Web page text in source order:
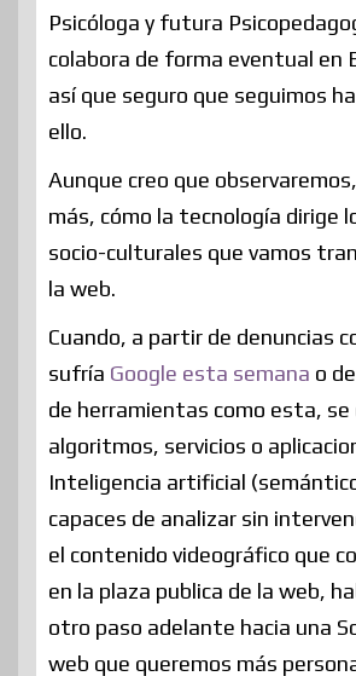
Psicóloga y futura
colabora de forma eventual en
así que seguro que seguimos
ello.
Aunque creo que
más, cómo la tecnología dirige
socio-culturales que vamos
la web.
Cuando, a partir de denuncias
sufría Google esta semana o
de herramientas como esta, se
algoritmos, servicios o
Inteligencia artificial
capaces de analizar sin
el contenido videográfico que
en la plaza publica de la web,
otro paso adelante hacia una
web que queremos más